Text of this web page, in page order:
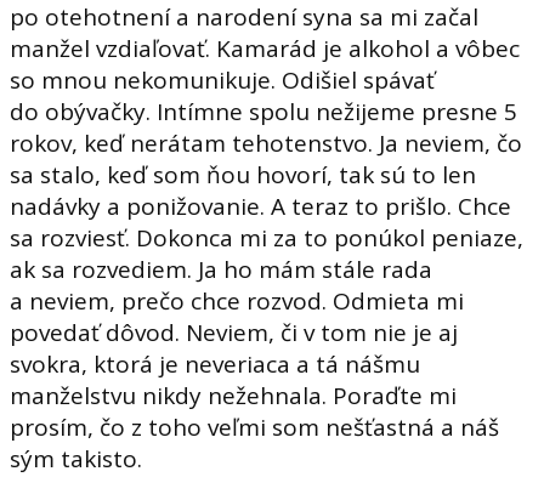
po otehotnení a narodení syna sa mi začal
manžel vzdiaľovať. Kamarád je alkohol a vôbec
so mnou nekomunikuje. Odišiel spávať
do obývačky. Intímne spolu nežijeme presne 5
rokov, keď nerátam tehotenstvo. Ja neviem, čo
sa stalo, keď som ňou hovorí, tak sú to len
nadávky a ponižovanie. A teraz to prišlo. Chce
sa rozviesť. Dokonca mi za to ponúkol peniaze,
ak sa rozvediem. Ja ho mám stále rada
a neviem, prečo chce rozvod. Odmieta mi
povedať dôvod. Neviem, či v tom nie je aj
svokra, ktorá je neveriaca a tá nášmu
manželstvu nikdy nežehnala. Poraďte mi
prosím, čo z toho veľmi som nešťastná a náš
sým takisto.